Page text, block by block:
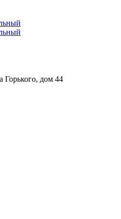
Горького, дом 44